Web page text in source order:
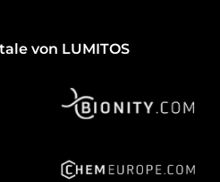
von LUMITOS